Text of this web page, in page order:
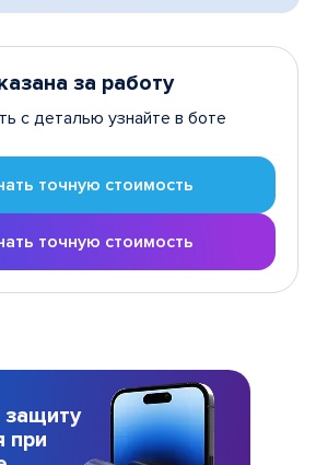
за работу
с деталью узнайте в боте
точную стоимость
точную стоимость
защиту
при